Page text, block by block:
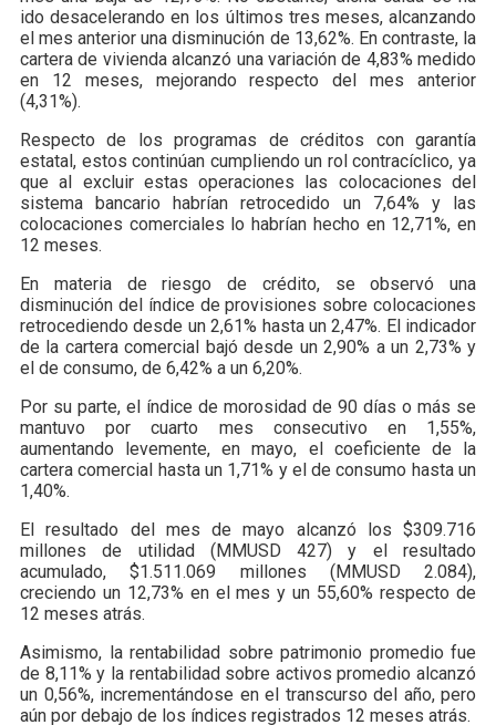
ido desacelerando en los últimos tres meses, alcanzando
el mes anterior una disminución de 13,62%. En contraste, la
cartera de vivienda alcanzó una variación de 4,83% medido
en 12 meses, mejorando respecto del mes anterior
(4,31%).
Respecto de los programas de créditos con garantía
estatal, estos continúan cumpliendo un rol contracíclico, ya
que al excluir estas operaciones las colocaciones del
sistema bancario habrían retrocedido un 7,64% y las
colocaciones comerciales lo habrían hecho en 12,71%, en
12 meses.
En materia de riesgo de crédito, se observó una
disminución del índice de provisiones sobre colocaciones
retrocediendo desde un 2,61% hasta un 2,47%. El indicador
de la cartera comercial bajó desde un 2,90% a un 2,73% y
el de consumo, de 6,42% a un 6,20%.
Por su parte, el índice de morosidad de 90 días o más se
mantuvo por cuarto mes consecutivo en 1,55%,
aumentando levemente, en mayo, el coeficiente de la
cartera comercial hasta un 1,71% y el de consumo hasta un
1,40%.
El resultado del mes de mayo alcanzó los $309.716
millones de utilidad (MMUSD 427) y el resultado
acumulado, $1.511.069 millones (MMUSD 2.084),
creciendo un 12,73% en el mes y un 55,60% respecto de
12 meses atrás.
Asimismo, la rentabilidad sobre patrimonio promedio fue
de 8,11% y la rentabilidad sobre activos promedio alcanzó
un 0,56%, incrementándose en el transcurso del año, pero
aún por debajo de los índices registrados 12 meses atrás.